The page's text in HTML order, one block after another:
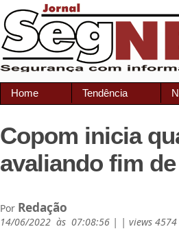
Home Tendência
Copom inicia
avaliando fim
Por Redação
14/06/2022 às 07:08:56 | | views 4574